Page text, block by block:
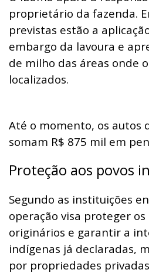
proprietário da fazenda.
previstas estão a
embargo da lavoura e
de milho das áreas onde
localizados.
Até o momento, os autos
somam R$ 875 mil em
Proteção aos povos
Segundo as instituições
operação visa proteger
originários e garantir a
indígenas já declaradas,
por propriedades